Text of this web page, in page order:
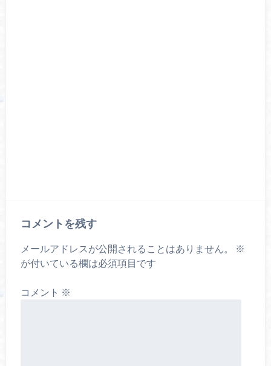
コメントを残す
メールアドレスが公開されることはありません。
※
が付いている欄は必須項目です
コメント ※